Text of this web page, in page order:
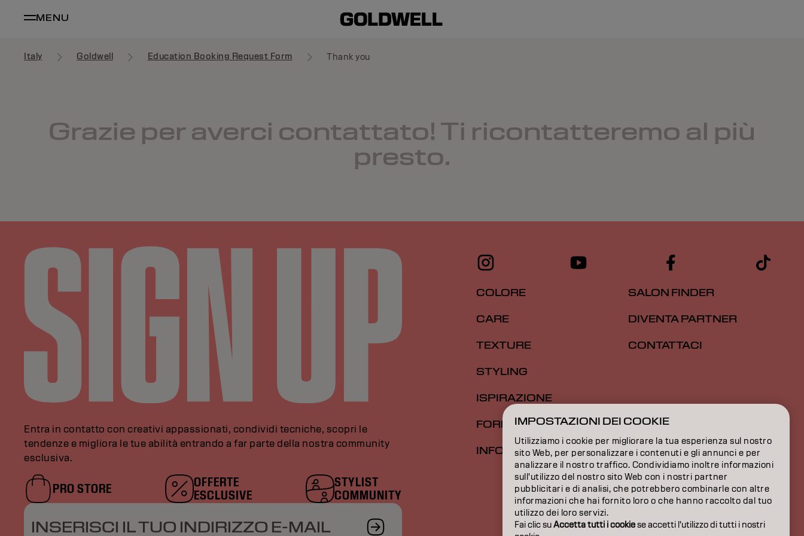
MENU
Italy Goldwell Education Booking Request Form Thank you
Grazie per averci contattato! Ti ricontatteremo al più
presto.
Entra in contatto con creativi appassionati, condividi tecniche, scopri le
tendenze e migliora le tue abilità entrando a far parte della nostra community
esclusiva.
PRO STORE
OFFERTE
ESCLUSIVE
STYLIST
COMMUNITY
INSERISCI IL TUO INDIRIZZO E-MAIL
COLORE
CARE
TEXTURE
STYLING
ISPIRAZIONE
FORMAZIONE
INFORMAZIONI
SALON FINDER
DIVENTA PARTNER
CONTATTACI
IMPOSTAZIONI DEI COOKIE
Utilizziamo i cookie per migliorare la tua esperienza sul nostro
sito Web, per personalizzare i contenuti e gli annunci e per
analizzare il nostro traffico. Condividiamo inoltre informazioni
sull'utilizzo del nostro sito Web con i nostri partner
pubblicitari e di analisi, che potrebbero combinarle con altre
informazioni che hai fornito loro o che hanno raccolto dal tuo
utilizzo dei loro servizi.
Fai clic suAccetta tutti i cookiese accetti l'utilizzo di tutti i nostri